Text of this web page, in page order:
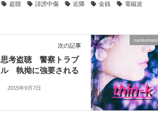
盗聴 誹謗中傷 近隣 金銭 電磁波
narisumasi
次の記事
思考盗聴 警察トラブ
ル 執拗に強要される
2015年9月7日